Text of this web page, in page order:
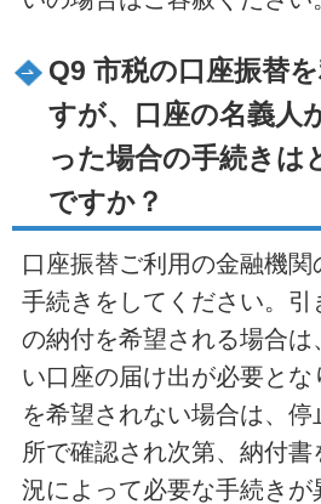
Q9 市税の口座振替
すが、口座の名義人
った場合の手続きは
ですか？
口座振替ご利用の金融機
手続きをしてください。
の納付を希望される場合は
い口座の届け出が必要と
を希望されない場合は、
所で確認され次第、納付
況によって必要な手続きが